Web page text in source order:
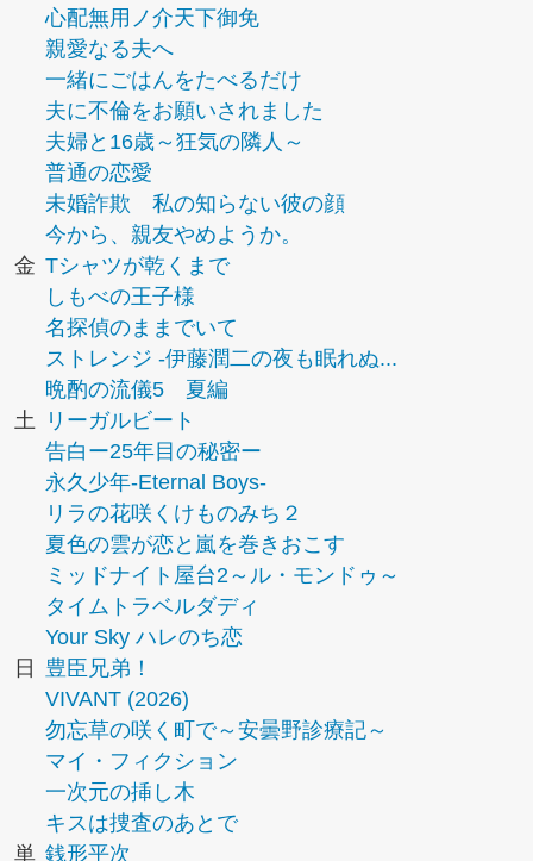
心配無用ノ介天下御免
親愛なる夫へ
一緒にごはんをたべるだけ
夫に不倫をお願いされました
夫婦と16歳～狂気の隣人～
普通の恋愛
未婚詐欺 私の知らない彼の顔
今から、親友やめようか。
金 Tシャツが乾くまで
しもべの王子様
名探偵のままでいて
ストレンジ -伊藤潤二の夜も眠れぬ...
晩酌の流儀5 夏編
土
リーガルビート
告白ー25年目の秘密ー
永久少年-Eternal Boys-
リラの花咲くけものみち２
夏色の雲が恋と嵐を巻きおこす
ミッドナイト屋台2～ル・モンドゥ～
タイムトラベルダディ
Your Sky ハレのち恋
日
豊臣兄弟！
VIVANT (2026)
勿忘草の咲く町で～安曇野診療記～
マイ・フィクション
一次元の挿し木
キスは捜査のあとで
単 銭形平次